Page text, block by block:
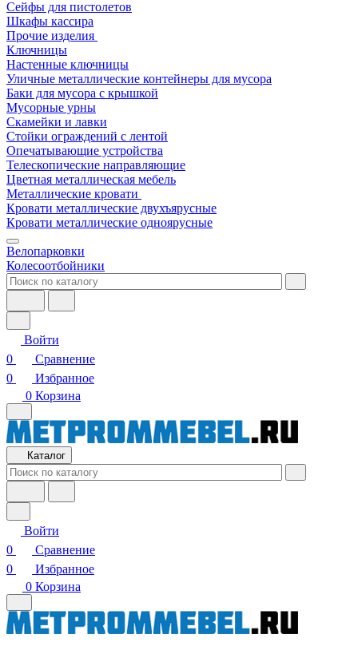
Сейфы для пистолетов
Шкафы кассира
Прочие изделия
Ключницы
Настенные ключницы
Уличные металлические контейнеры для мусора
Баки для мусора с крышкой
Мусорные урны
Скамейки и лавки
Стойки ограждений с лентой
Опечатывающие устройства
Телескопические направляющие
Цветная металлическая мебель
Металлические кровати
Кровати металлические двухъярусные
Кровати металлические одноярусные
Велопарковки
Колесоотбойники
Войти
0
Сравнение
0
Избранное
0 Корзина
Каталог
Войти
0
Сравнение
0
Избранное
0 Корзина